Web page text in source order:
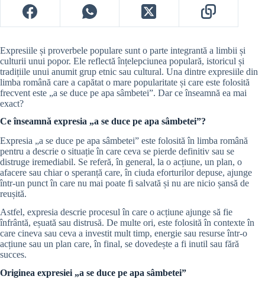
Expresiile și proverbele populare sunt o parte integrantă a limbii și
culturii unui popor. Ele reflectă înțelepciunea populară, istoricul și
tradițiile unui anumit grup etnic sau cultural. Una dintre expresiile din
limba română care a capătat o mare popularitate și care este folosită
frecvent este „a se duce pe apa sâmbetei”. Dar ce înseamnă ea mai
exact?
Ce înseamnă expresia „a se duce pe apa sâmbetei”?
Expresia „a se duce pe apa sâmbetei” este folosită în limba română
pentru a descrie o situație în care ceva se pierde definitiv sau se
distruge iremediabil. Se referă, în general, la o acțiune, un plan, o
afacere sau chiar o speranță care, în ciuda eforturilor depuse, ajunge
într-un punct în care nu mai poate fi salvată și nu are nicio șansă de
reușită.
Astfel, expresia descrie procesul în care o acțiune ajunge să fie
înfrântă, eșuată sau distrusă. De multe ori, este folosită în contexte în
care cineva sau ceva a investit mult timp, energie sau resurse într-o
acțiune sau un plan care, în final, se dovedește a fi inutil sau fără
succes.
Originea expresiei „a se duce pe apa sâmbetei”